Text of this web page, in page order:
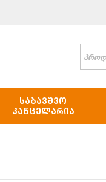
ᲡᲐᲑᲐᲕᲨᲕᲝ
ᲙᲐᲜᲪᲔᲚᲐᲠᲘᲐ